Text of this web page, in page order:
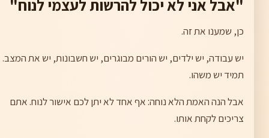
"אבל אני לא יכול להרשות לעצמי לנוח"
כן, שמענו את זה.
יש עבודה, יש ילדים, יש הורים מבוגרים, יש חשבונות, יש את המצב.
תמיד יש משהו.
אבל הנה האמת הלא נוחה: אף אחד לא יתן לכם אישור לנוח. אתם
צריכים לקחת אותו.